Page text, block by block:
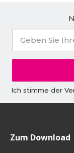
Ich stimme der
Zum Download